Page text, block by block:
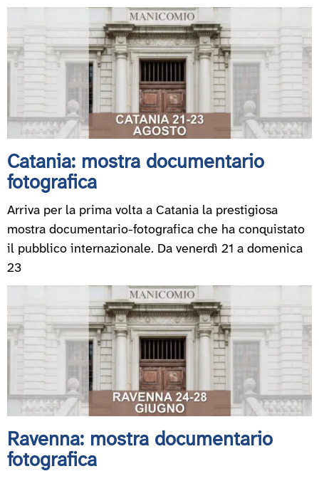
Catania: mostra documentario
fotografica
Arriva per la prima volta a Catania la prestigiosa
mostra documentario-fotografica che ha conquistato
il pubblico internazionale. Da venerdì 21 a domenica
23
Ravenna: mostra documentario
fotografica